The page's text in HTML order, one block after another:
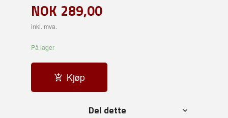
NOK 289,00
inkl. mva.
På lager
Kjøp
Del dette